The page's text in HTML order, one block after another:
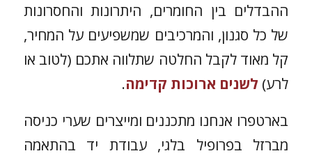
ההבדלים בין החומרים, היתרונות והחסרונות
של כל סגנון, והמרכיבים שמשפיעים על המחיר,
קל מאוד לקבל החלטה שתלווה אתכם (לטוב או
לרע) לשנים ארוכות קדימה.
בארטפרו אנחנו מתכננים ומייצרים שערי כניסה
מברזל בפרופיל בלגי, עבודת יד בהתאמה